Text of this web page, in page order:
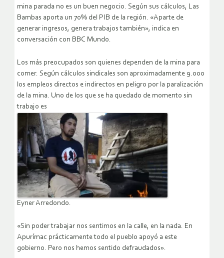
mina parada no es un buen negocio. Según sus cálculos, Las
Bambas aporta un 70% del PIB de la región. «Aparte de
generar ingresos, genera trabajos también», indica en
conversación con BBC Mundo.
Los más preocupados son quienes dependen de la mina para
comer. Según cálculos sindicales son aproximadamente 9.000
los empleos directos e indirectos en peligro por la paralización
de la mina. Uno de los que se ha quedado de momento sin
trabajo es
Eyner Arredondo.
«Sin poder trabajar nos sentimos en la calle, en la nada. En
Apurímac prácticamente todo el pueblo apoyó a este
gobierno. Pero nos hemos sentido defraudados».